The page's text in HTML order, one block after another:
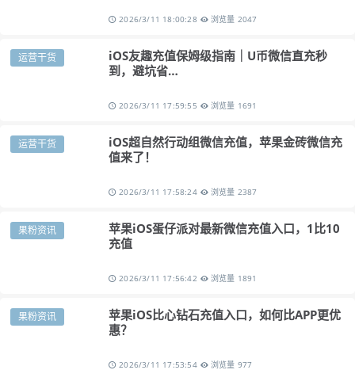
2026/3/11 18:00:28 浏览量 2047
运营干货
iOS友趣充值保姆级指南｜U币微信直充秒
到，避坑省…
2026/3/11 17:59:55 浏览量 1691
运营干货
iOS超自然行动组微信充值，苹果金砖微信充
值来了！
2026/3/11 17:58:24 浏览量 2387
果粉资讯
苹果iOS蛋仔派对最新微信充值入口，1比10
充值
2026/3/11 17:56:42 浏览量 1891
果粉资讯
苹果iOS比心钻石充值入口，如何比APP更优
惠？
2026/3/11 17:53:54 浏览量 977